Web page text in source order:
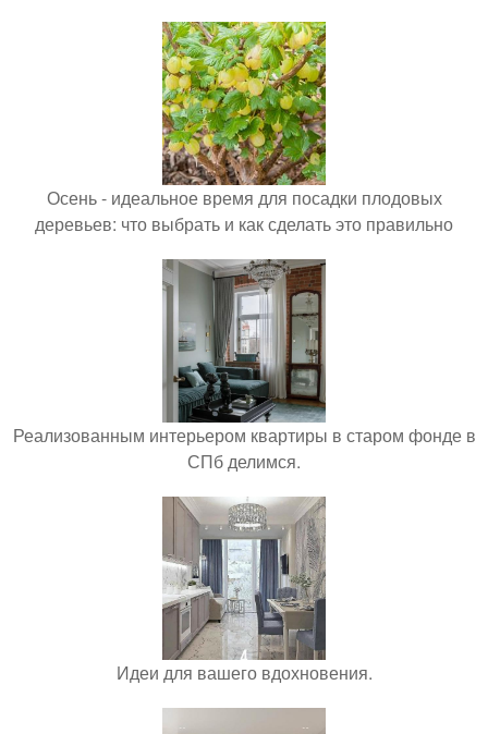
Осень - идеальное время для посадки плодовых
деревьев: что выбрать и как сделать это правильно
Реализованным интерьером квартиры в старом фонде в
СПб делимся.
Идеи для вашего вдохновения.